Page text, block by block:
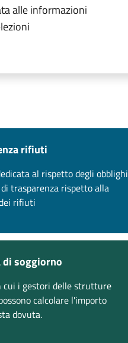
alle informazioni
rifiuti
al rispetto degli obblighi
trasparenza rispetto alla
rifiuti
soggiorno
cui i gestori delle strutture
calcolare l'importo
dovuta.